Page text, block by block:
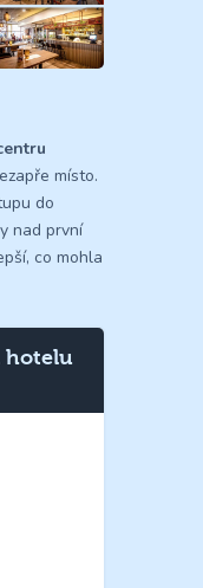
místo.
do
nad první
co mohla
hotelu